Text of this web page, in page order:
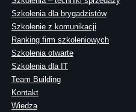
Szkolenia dla brygadzistów
Szkolenie z komunikacji
Ranking firm szkoleniowych
Szkolenia otwarte
Szkolenia dla IT
Team Building
Kontakt
Wiedza